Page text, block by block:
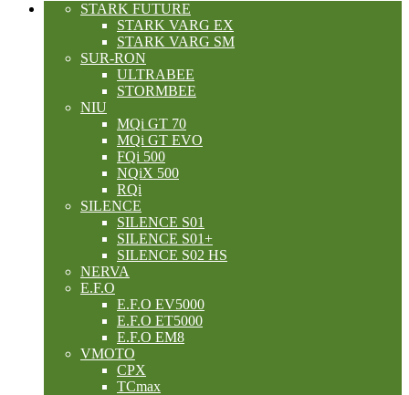
STARK FUTURE
STARK VARG EX
STARK VARG SM
SUR-RON
ULTRABEE
STORMBEE
NIU
MQi GT 70
MQi GT EVO
FQi 500
NQiX 500
RQi
SILENCE
SILENCE S01
SILENCE S01+
SILENCE S02 HS
NERVA
E.F.O
E.F.O EV5000
E.F.O ET5000
E.F.O EM8
VMOTO
CPX
TCmax